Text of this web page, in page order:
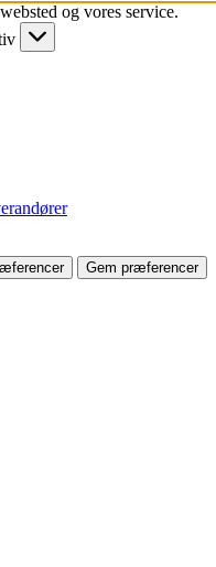
og vores service.
Gem præferencer